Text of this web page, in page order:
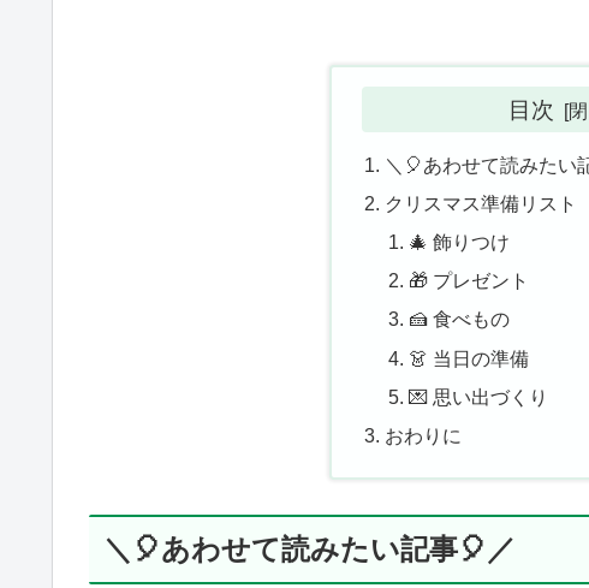
目次
＼🎈あわせて読みたい
クリスマス準備リスト
🎄 飾りつけ
🎁 プレゼント
🍰 食べもの
👗 当日の準備
💌 思い出づくり
おわりに
＼🎈あわせて読みたい記事🎈／